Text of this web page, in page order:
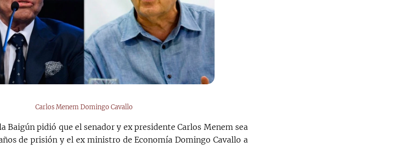
Carlos Menem Domingo Cavallo
Baigún pidió que el senador y ex presidente Carlos Menem sea
de prisión y el ex ministro de Economía Domingo Cavallo a